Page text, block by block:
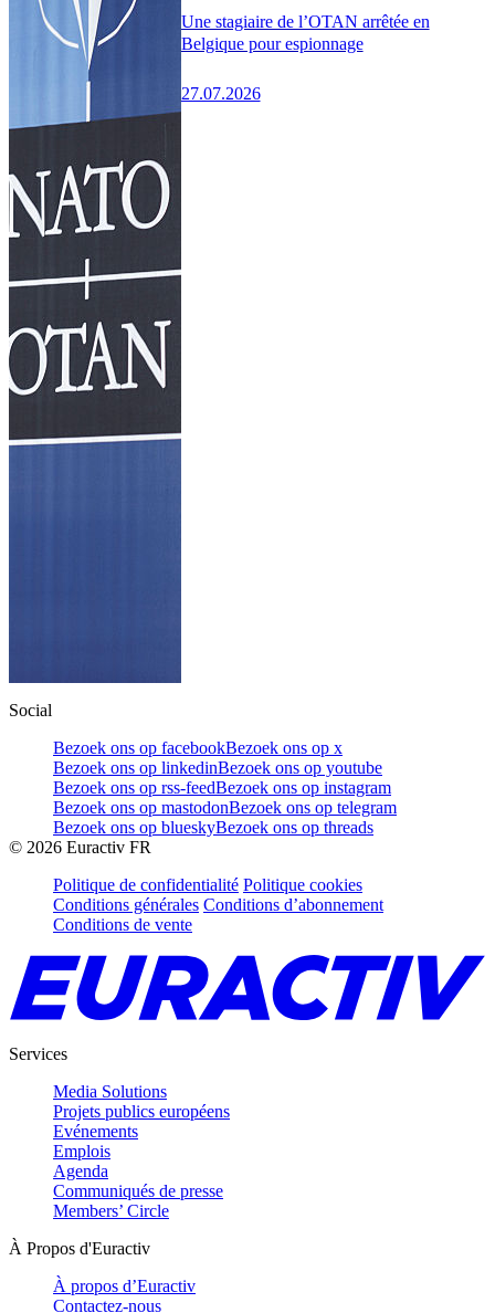
Une stagiaire de l’OTAN arrêtée en
Belgique pour espionnage
27.07.2026
Social
Bezoek ons op facebookBezoek ons op x
Bezoek ons op linkedinBezoek ons op youtube
Bezoek ons op rss-feedBezoek ons op instagram
Bezoek ons op mastodonBezoek ons op telegram
Bezoek ons op blueskyBezoek ons op threads
© 2026 Euractiv FR
Politique de confidentialité Politique cookies
Conditions générales Conditions d’abonnement
Conditions de vente
Services
Media Solutions
Projets publics européens
Evénements
Emplois
Agenda
Communiqués de presse
Members’ Circle
À Propos d'Euractiv
À propos d’Euractiv
Contactez-nous